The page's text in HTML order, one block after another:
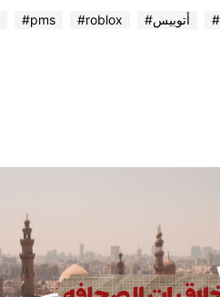
#pms #roblox #أتوبيس